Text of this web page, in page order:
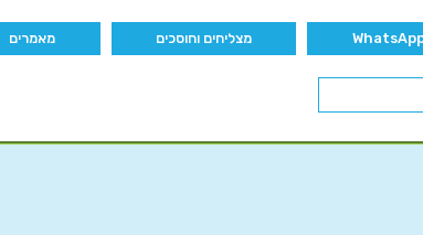
מצליחים וחוסכים מאמרים